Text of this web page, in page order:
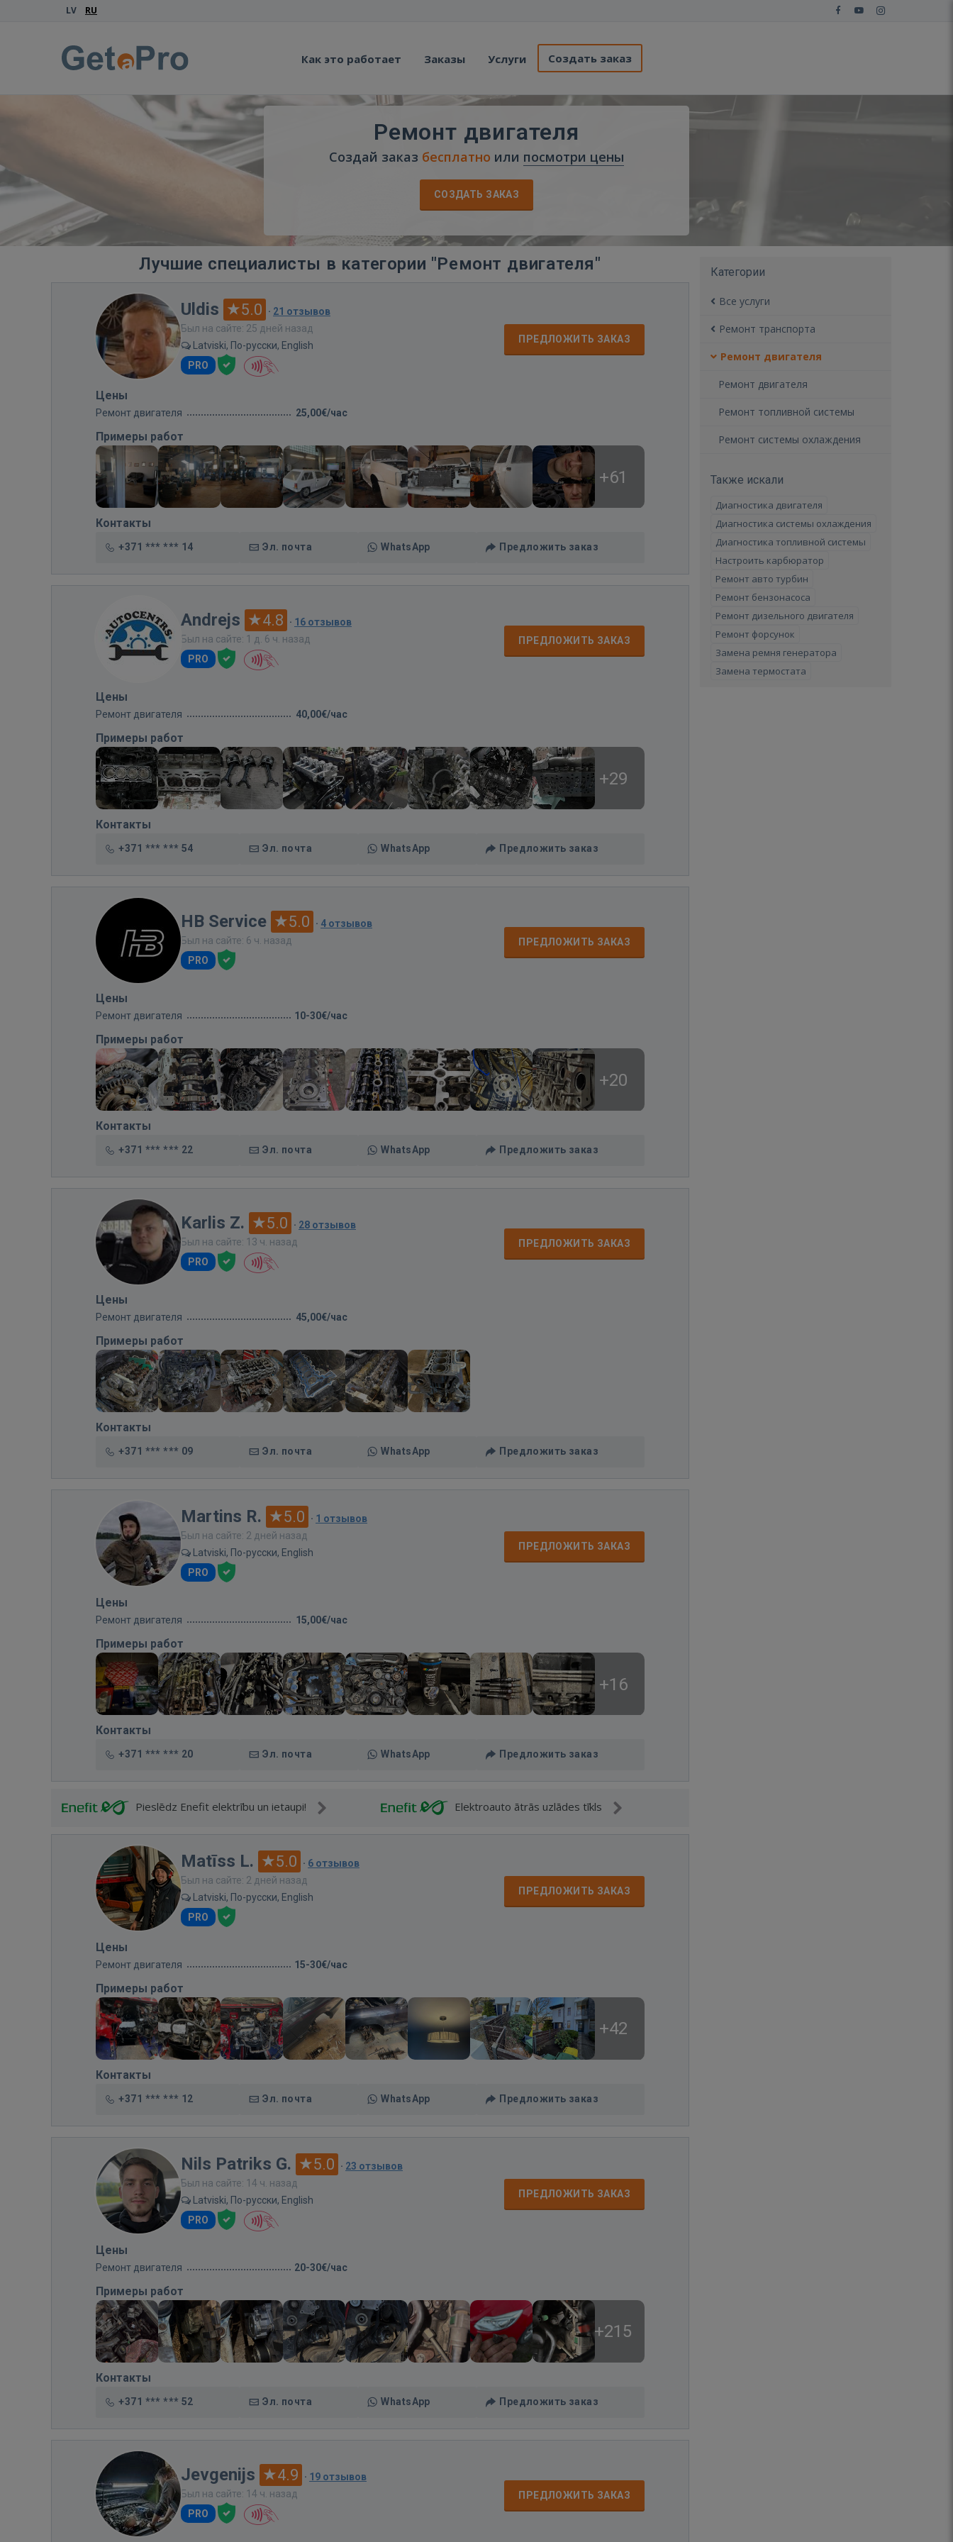
LV RU
Как это работает Заказы Услуги Создать заказ
Ремонт двигателя
Создай заказ бесплатно или посмотри цены
СОЗДАТЬ ЗАКАЗ
Лучшие специалисты в категории "Ремонт двигателя"
Uldis 5.0 · 21 отзывов
Был на сайте: 25 дней назад
Latviski, По-русски, English
PRO
ПРЕДЛОЖИТЬ ЗАКАЗ
Цены
Ремонт двигателя 25,00€/час
Примеры работ
+61
Контакты
+371 *** *** 14 Эл. почта WhatsApp Предложить заказ
Andrejs 4.8 · 16 отзывов
Был на сайте: 1 д. 6 ч. назад
PRO
ПРЕДЛОЖИТЬ ЗАКАЗ
Цены
Ремонт двигателя 40,00€/час
Примеры работ
+29
Контакты
+371 *** *** 54 Эл. почта WhatsApp Предложить заказ
HB Service 5.0 · 4 отзывов
Был на сайте: 6 ч. назад
PRO
ПРЕДЛОЖИТЬ ЗАКАЗ
Цены
Ремонт двигателя 10-30€/час
Примеры работ
+20
Контакты
+371 *** *** 22 Эл. почта WhatsApp Предложить заказ
Karlis Z. 5.0 · 28 отзывов
Был на сайте: 13 ч. назад
PRO
ПРЕДЛОЖИТЬ ЗАКАЗ
Цены
Ремонт двигателя 45,00€/час
Примеры работ
Контакты
+371 *** *** 09 Эл. почта WhatsApp Предложить заказ
Martins R. 5.0 · 1 отзывов
Был на сайте: 2 дней назад
Latviski, По-русски, English
PRO
ПРЕДЛОЖИТЬ ЗАКАЗ
Цены
Ремонт двигателя 15,00€/час
Примеры работ
+16
Контакты
+371 *** *** 20 Эл. почта WhatsApp Предложить заказ
Pieslēdz Enefit elektrību un ietaupi! Elektroauto ātrās uzlādes tīkls
Matīss L. 5.0 · 6 отзывов
Был на сайте: 2 дней назад
Latviski, По-русски, English
PRO
ПРЕДЛОЖИТЬ ЗАКАЗ
Цены
Ремонт двигателя 15-30€/час
Примеры работ
+42
Контакты
+371 *** *** 12 Эл. почта WhatsApp Предложить заказ
Nils Patriks G. 5.0 · 23 отзывов
Был на сайте: 14 ч. назад
Latviski, По-русски, English
PRO
ПРЕДЛОЖИТЬ ЗАКАЗ
Цены
Ремонт двигателя 20-30€/час
Примеры работ
+215
Контакты
+371 *** *** 52 Эл. почта WhatsApp Предложить заказ
Jevgenijs 4.9 · 19 отзывов
Был на сайте: 14 ч. назад
PRO
ПРЕДЛОЖИТЬ ЗАКАЗ
Категории
Все услуги
Ремонт транспорта
Ремонт двигателя
Ремонт двигателя
Ремонт топливной системы
Ремонт системы охлаждения
Также искали
Диагностика двигателя
Диагностика системы охлаждения
Диагностика топливной системы
Настроить карбюратор
Ремонт авто турбин
Ремонт бензонасоса
Ремонт дизельного двигателя
Ремонт форсунок
Замена ремня генератора
Замена термостата